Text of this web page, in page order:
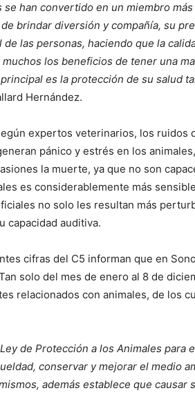
se han convertido en un miembro
brindar diversión y compañía, su
de las personas, haciendo que la
muchos los beneficios de tener una
es la protección de su salud
Hernández.
expertos veterinarios, los ruidos
pánico y estrés en los
la muerte, ya que no son
es considerablemente más
no solo les resultan más
capacidad auditiva.
cifras del C5 informan que en
solo del mes de enero al 8 de
relacionados con animales, de los
Ley de Protección a los Animales
conservar y mejorar el medio
además establece que